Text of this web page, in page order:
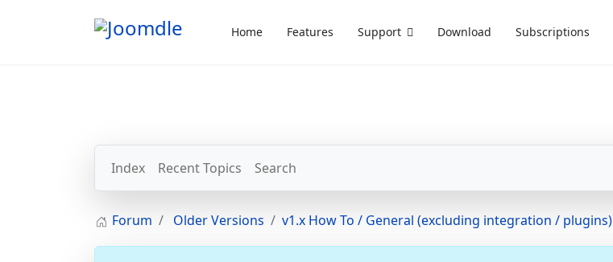
Home Features Support Download Subscriptions
Index Recent Topics Search
Forum Older Versions v1.x How To / General (excluding integration / plugins)